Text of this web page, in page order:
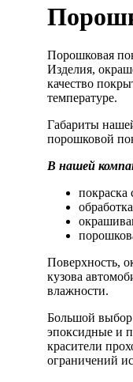
Порошковая
Изделия,
качество
температуре.
Габариты
порошковой
В нашей
покраска
Поверхность,
кузова
влажности.
Большой выбор
эпоксидные и
красители
ограничений